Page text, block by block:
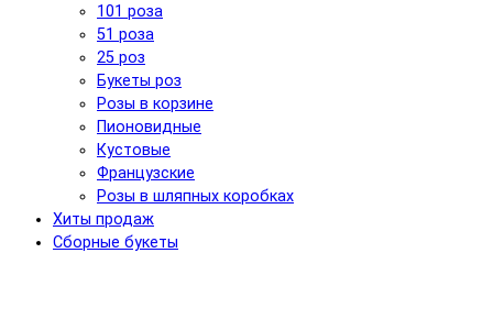
101 роза
51 роза
25 роз
Букеты роз
Розы в корзине
Пионовидные
Кустовые
Французские
Розы в шляпных коробках
Хиты продаж
Сборные букеты